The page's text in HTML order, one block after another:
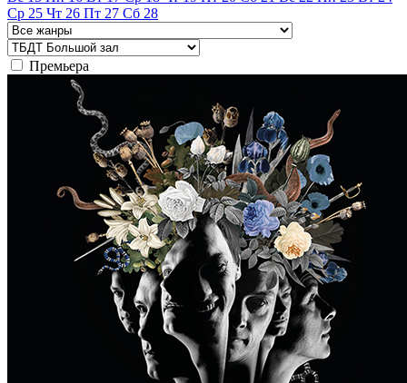
Ср 25 Чт 26 Пт 27 Сб 28
Премьера